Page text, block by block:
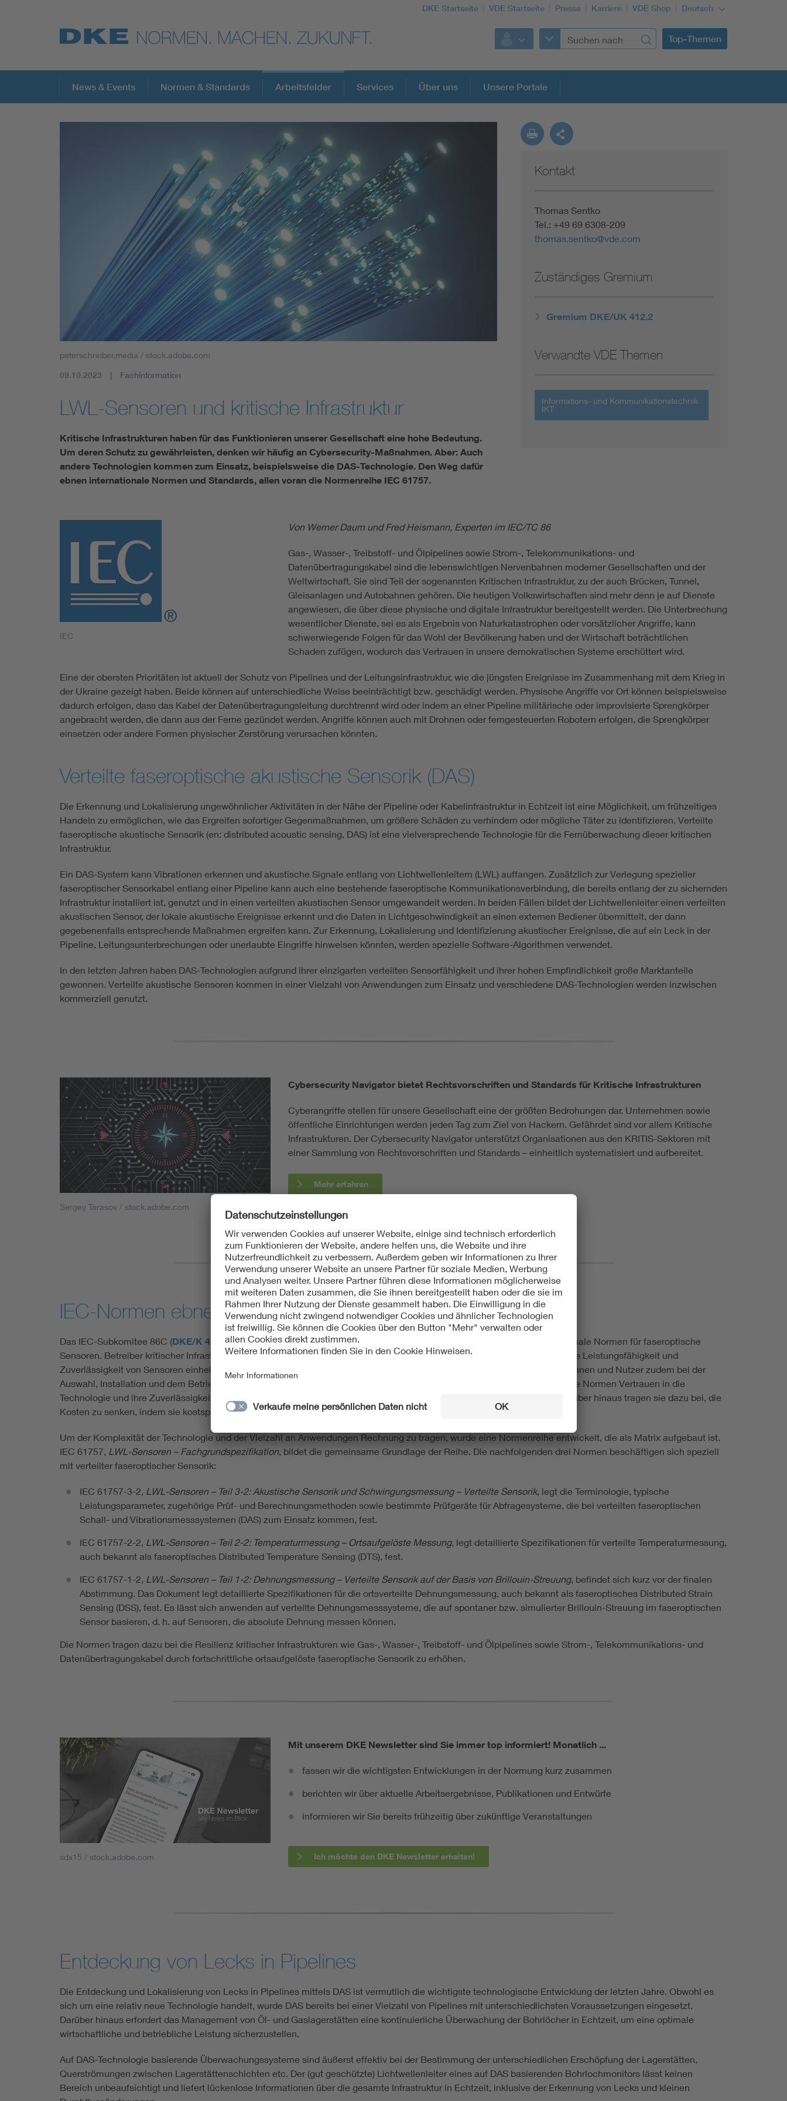
DKE Startseite VDE Startseite Presse Karriere VDE Shop Deutsch
Top-Themen
Top-Themen
Industry
Living
Mobility
Smart Cities
DKE Fachinformationen im Kontext der Normung
Blitzschutz: DIN EN 62305 in der Übersicht
Circular Economy für mehr Ressourceneffizienz
Cybersecurity in der Industrieautomatisierung
DIN VDE 0100 für sichere Elektroinstallationen
Elektrofachkraft (EFK)
Funktionale Sicherheit schützt den Menschen
Gleichstromanwendungen im Wachstum
Installation und Betrieb von Mini-PV-Anlagen
Niederspannungsrichtlinie
News & Events Normen & Standards Arbeitsfelder Services Über uns Unsere Portale
peterschreiber.media / stock.adobe.com
09.10.2023 Fachinformation
LWL-Sensoren und kritische Infrastruktur
Kritische Infrastrukturen haben für das Funktionieren unserer Gesellschaft eine hohe Bedeutung.
Um deren Schutz zu gewährleisten, denken wir häufig an Cybersecurity-Maßnahmen. Aber: Auch
andere Technologien kommen zum Einsatz, beispielsweise die DAS-Technologie. Den Weg dafür
ebnen internationale Normen und Standards, allen voran die Normenreihe IEC 61757.
Kontakt
Thomas Sentko
Tel.: +49 69 6308-209
thomas.sentko@vde.com
Zuständiges Gremium
Gremium DKE/UK 412.2
Verwandte VDE Themen
Informations- und Kommunikationstechnik
IKT
IEC
Von Werner Daum und Fred Heismann, Experten im IEC/TC 86
Gas-, Wasser-, Treibstoff- und Ölpipelines sowie Strom-, Telekommunikations- und
Datenübertragungskabel sind die lebenswichtigen Nervenbahnen moderner Gesellschaften und der
Weltwirtschaft. Sie sind Teil der sogenannten Kritischen Infrastruktur, zu der auch Brücken, Tunnel,
Gleisanlagen und Autobahnen gehören. Die heutigen Volkswirtschaften sind mehr denn je auf Dienste
angewiesen, die über diese physische und digitale Infrastruktur bereitgestellt werden. Die Unterbrechung
wesentlicher Dienste, sei es als Ergebnis von Naturkatastrophen oder vorsätzlicher Angriffe, kann
schwerwiegende Folgen für das Wohl der Bevölkerung haben und der Wirtschaft beträchtlichen
Schaden zufügen, wodurch das Vertrauen in unsere demokratischen Systeme erschüttert wird.
Eine der obersten Prioritäten ist aktuell der Schutz von Pipelines und der Leitungsinfrastruktur, wie die jüngsten Ereignisse im Zusammenhang mit dem Krieg in
der Ukraine gezeigt haben. Beide können auf unterschiedliche Weise beeinträchtigt bzw. geschädigt werden. Physische Angriffe vor Ort können beispielsweise
dadurch erfolgen, dass das Kabel der Datenübertragungsleitung durchtrennt wird oder indem an einer Pipeline militärische oder improvisierte Sprengkörper
angebracht werden, die dann aus der Ferne gezündet werden. Angriffe können auch mit Drohnen oder ferngesteuerten Robotern erfolgen, die Sprengkörper
einsetzen oder andere Formen physischer Zerstörung verursachen könnten.
Verteilte faseroptische akustische Sensorik (DAS)
Die Erkennung und Lokalisierung ungewöhnlicher Aktivitäten in der Nähe der Pipeline oder Kabelinfrastruktur in Echtzeit ist eine Möglichkeit, um frühzeitiges
Handeln zu ermöglichen, wie das Ergreifen sofortiger Gegenmaßnahmen, um größere Schäden zu verhindern oder mögliche Täter zu identifizieren. Verteilte
faseroptische akustische Sensorik (en: distributed acoustic sensing, DAS) ist eine vielversprechende Technologie für die Fernüberwachung dieser kritischen
Infrastruktur.
Ein DAS-System kann Vibrationen erkennen und akustische Signale entlang von Lichtwellenleitern (LWL) auffangen. Zusätzlich zur Verlegung spezieller
faseroptischer Sensorkabel entlang einer Pipeline kann auch eine bestehende faseroptische Kommunikationsverbindung, die bereits entlang der zu sichernden
Infrastruktur installiert ist, genutzt und in einen verteilten akustischen Sensor umgewandelt werden. In beiden Fällen bildet der Lichtwellenleiter einen verteilten
akustischen Sensor, der lokale akustische Ereignisse erkennt und die Daten in Lichtgeschwindigkeit an einen externen Bediener übermittelt, der dann
gegebenenfalls entsprechende Maßnahmen ergreifen kann. Zur Erkennung, Lokalisierung und Identifizierung akustischer Ereignisse, die auf ein Leck in der
Pipeline, Leitungsunterbrechungen oder unerlaubte Eingriffe hinweisen könnten, werden spezielle Software-Algorithmen verwendet.
In den letzten Jahren haben DAS-Technologien aufgrund ihrer einzigarten verteilten Sensorfähigkeit und ihrer hohen Empfindlichkeit große Marktanteile
gewonnen. Verteilte akustische Sensoren kommen in einer Vielzahl von Anwendungen zum Einsatz und verschiedene DAS-Technologien werden inzwischen
kommerziell genutzt.
Sergey Tarasov / stock.adobe.com
Cybersecurity Navigator bietet Rechtsvorschriften und Standards für Kritische Infrastrukturen
Cyberangriffe stellen für unsere Gesellschaft eine der größten Bedrohungen dar. Unternehmen sowie
öffentliche Einrichtungen werden jeden Tag zum Ziel von Hackern. Gefährdet sind vor allem Kritische
Infrastrukturen. Der Cybersecurity Navigator unterstützt Organisationen aus den KRITIS-Sektoren mit
einer Sammlung von Rechtsvorschriften und Standards – einheitlich systematisiert und aufbereitet.
Mehr erfahren
IEC-Normen ebnen den Weg
Das IEC-Subkomitee 86C (DKE/K 412.2),Faseroptische Systeme und aktive Komponenten
, entwickelt seit 2010 internationale Normen für faseroptische
Sensoren. Betreiber kritischer Infrastrukturen und Gerätehersteller nutzen die Normen als Leitfaden, um die messtechnische Leistungsfähigkeit und
Zuverlässigkeit von Sensoren einheitlich und in einer Art und Weise festzulegen, die anerkannt ist. Sie unterstützen Nutzerinnen und Nutzer zudem bei der
Auswahl, Installation und dem Betrieb von DAS-Systemen auf der Grundlage einheitlicher Verfahren. Außerdem schaffen die Normen Vertrauen in die
Technologie und ihre Zuverlässigkeit und unterstützen den Einsatz von DAS in neuen sicherheitsrelevanten Bereichen. Darüber hinaus tragen sie dazu bei, die
Kosten zu senken, indem sie kostspielige Validierungen von Einzelsystemen vermeiden.
Um der Komplexität der Technologie und der Vielzahl an Anwendungen Rechnung zu tragen, wurde eine Normenreihe entwickelt, die als Matrix aufgebaut ist.
IEC 61757, LWL-Sensoren – Fachgrundspezifikation, bildet die gemeinsame Grundlage der Reihe. Die nachfolgenden drei Normen beschäftigen sich speziell
mit verteilter faseroptischer Sensorik:
IEC 61757-3-2, LWL-Sensoren – Teil 3-2: Akustische Sensorik und Schwingungsmessung – Verteilte Sensorik, legt die Terminologie, typische
Leistungsparameter, zugehörige Prüf- und Berechnungsmethoden sowie bestimmte Prüfgeräte für Abfragesysteme, die bei verteilten faseroptischen
Schall- und Vibrationsmesssystemen (DAS) zum Einsatz kommen, fest.
IEC 61757-2-2, LWL-Sensoren – Teil 2-2: Temperaturmessung – Ortsaufgelöste Messung, legt detaillierte Spezifikationen für verteilte Temperaturmessung,
auch bekannt als faseroptisches Distributed Temperature Sensing (DTS), fest.
IEC 61757-1-2, LWL-Sensoren – Teil 1-2: Dehnungsmessung – Verteilte Sensorik auf der Basis von Brillouin-Streuung, befindet sich kurz vor der finalen
Abstimmung. Das Dokument legt detaillierte Spezifikationen für die ortsverteilte Dehnungsmessung, auch bekannt als faseroptisches Distributed Strain
Sensing (DSS), fest. Es lässt sich anwenden auf verteilte Dehnungsmesssysteme, die auf spontaner bzw. simulierter Brillouin-Streuung im faseroptischen
Sensor basieren, d. h. auf Sensoren, die absolute Dehnung messen können.
Die Normen tragen dazu bei die Resilienz kritischer Infrastrukturen wie Gas-, Wasser-, Treibstoff- und Ölpipelines sowie Strom-, Telekommunikations- und
Datenübertragungskabel durch fortschrittliche ortsaufgelöste faseroptische Sensorik zu erhöhen.
sdx15 / stock.adobe.com
Mit unserem DKE Newsletter sind Sie immer top informiert! Monatlich ...
fassen wir die wichtigsten Entwicklungen in der Normung kurz zusammen
berichten wir über aktuelle Arbeitsergebnisse, Publikationen und Entwürfe
informieren wir Sie bereits frühzeitig über zukünftige Veranstaltungen
Ich möchte den DKE Newsletter erhalten!
Entdeckung von Lecks in Pipelines
Die Entdeckung und Lokalisierung von Lecks in Pipelines mittels DAS ist vermutlich die wichtigste technologische Entwicklung der letzten Jahre. Obwohl es
sich um eine relativ neue Technologie handelt, wurde DAS bereits bei einer Vielzahl von Pipelines mit unterschiedlichsten Voraussetzungen eingesetzt.
Darüber hinaus erfordert das Management von Öl- und Gaslagerstätten eine kontinuierliche Überwachung der Bohrlöcher in Echtzeit, um eine optimale
wirtschaftliche und betriebliche Leistung sicherzustellen.
Auf DAS-Technologie basierende Überwachungssysteme sind äußerst effektiv bei der Bestimmung der unterschiedlichen Erschöpfung der Lagerstätten,
Querströmungen zwischen Lagerstättenschichten etc. Der (gut geschützte) Lichtwellenleiter eines auf DAS basierenden Bohrlochmonitors lässt keinen
Bereich unbeaufsichtigt und liefert lückenlose Informationen über die gesamte Infrastruktur in Echtzeit, inklusive der Erkennung von Lecks und kleinen